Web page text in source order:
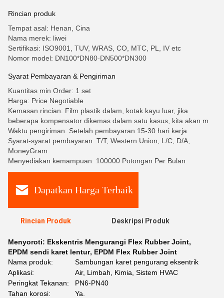
Rincian produk
Tempat asal: Henan, Cina
Nama merek: liwei
Sertifikasi: ISO9001, TUV, WRAS, CO, MTC, PL, IV etc
Nomor model: DN100*DN80-DN500*DN300
Syarat Pembayaran & Pengiriman
Kuantitas min Order: 1 set
Harga: Price Negotiable
Kemasan rincian: Film plastik dalam, kotak kayu luar, jika
beberapa kompensator dikemas dalam satu kasus, kita akan m
Waktu pengiriman: Setelah pembayaran 15-30 hari kerja
Syarat-syarat pembayaran: T/T, Western Union, L/C, D/A,
MoneyGram
Menyediakan kemampuan: 100000 Potongan Per Bulan
Dapatkan Harga Terbaik
Rincian Produk Deskripsi Produk
Menyoroti: Ekskentris Mengurangi Flex Rubber Joint,
EPDM sendi karet lentur, EPDM Flex Rubber Joint
Nama produk:
Sambungan karet pengurang eksentrik
Aplikasi:
Air, Limbah, Kimia, Sistem HVAC
Peringkat Tekanan:
PN6-PN40
Tahan korosi:
Ya.